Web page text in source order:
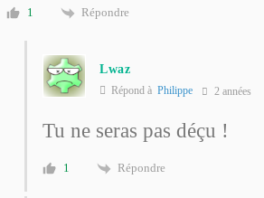
1 Répondre
Lwaz
Répond à Philippe 2 années
Tu ne seras pas déçu !
1 Répondre